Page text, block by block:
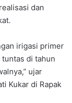
dan
irigasi primer
di tahun
ujar
Kukar di Rapak